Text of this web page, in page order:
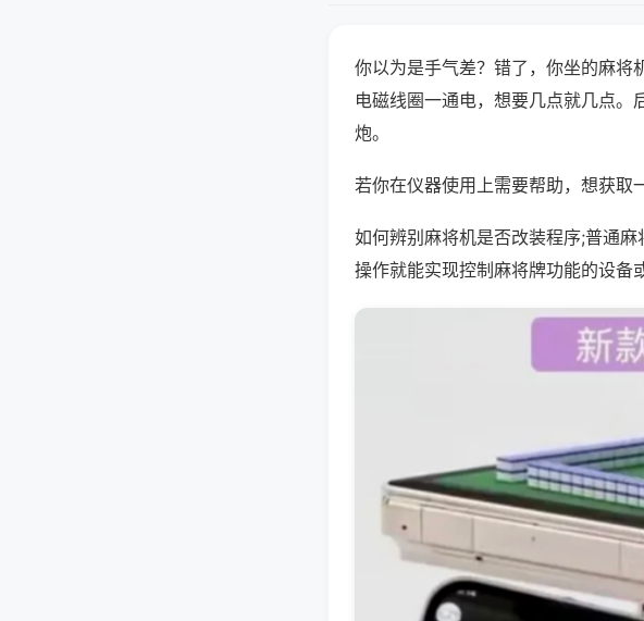
你以为是手气差？错了，你坐的麻将
电磁线圈一通电，想要几点就几点
炮。
若你在仪器使用上需要帮助，想获取
如何辨别麻将机是否改装程序;普通
操作就能实现控制麻将牌功能的设备